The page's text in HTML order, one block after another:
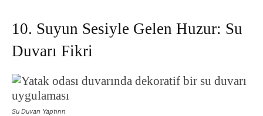
10. Suyun Sesiyle Gelen Huzur: Su
Duvarı Fikri
Su Duvarı Yaptırın